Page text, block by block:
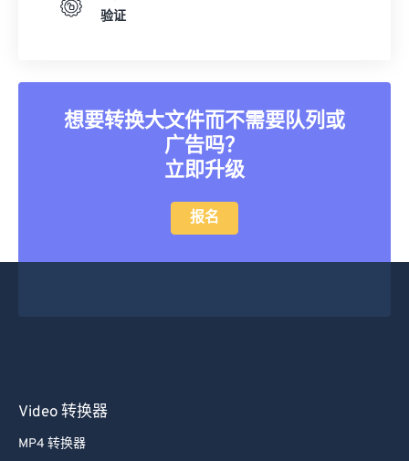
验证
想要转换大文件而不需要队列或
广告吗？
立即升级
报名
Video 转换器
MP4 转换器